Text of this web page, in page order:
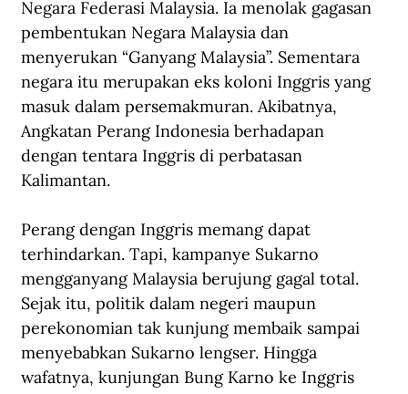
Negara Federasi Malaysia. Ia menolak gagasan
pembentukan Negara Malaysia dan
menyerukan “Ganyang Malaysia”. Sementara
negara itu merupakan eks koloni Inggris yang
masuk dalam persemakmuran. Akibatnya,
Angkatan Perang Indonesia berhadapan
dengan tentara Inggris di perbatasan
Kalimantan.
Perang dengan Inggris memang dapat
terhindarkan. Tapi, kampanye Sukarno
mengganyang Malaysia berujung gagal total.
Sejak itu, politik dalam negeri maupun
perekonomian tak kunjung membaik sampai
menyebabkan Sukarno lengser. Hingga
wafatnya, kunjungan Bung Karno ke Inggris